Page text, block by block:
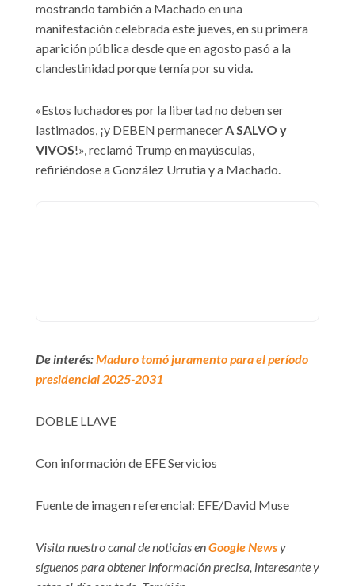
mostrando también a Machado en una
manifestación celebrada este jueves, en su primera
aparición pública desde que en agosto pasó a la
clandestinidad porque temía por su vida.
«Estos luchadores por la libertad no deben ser
lastimados, ¡y DEBEN permanecerA SALVO y
VIVOS!», reclamó Trump en mayúsculas,
refiriéndose a González Urrutia y a Machado.
De interés:Maduro tomó juramento para el período
presidencial 2025-2031
DOBLE LLAVE
Con información de EFE Servicios
Fuente de imagen referencial: EFE/David Muse
Visita nuestro canal de noticias enGoogle Newsy
síguenos para obtener información precisa, interesante y